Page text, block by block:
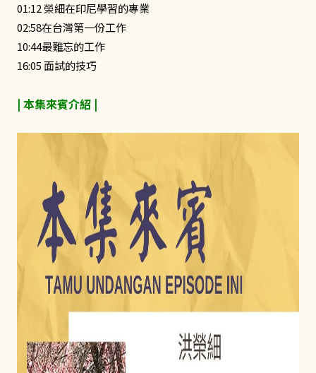
01:12 榮細在印尼學習的專業
02:58在台灣第一份工作
10:44最難忘的工作
16:05 面試的技巧
| 本集來賓介紹 |